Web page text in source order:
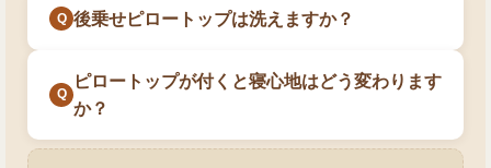
後乗せピロートップは洗えますか？
ピロートップが付くと寝心地はどう変わります
か？